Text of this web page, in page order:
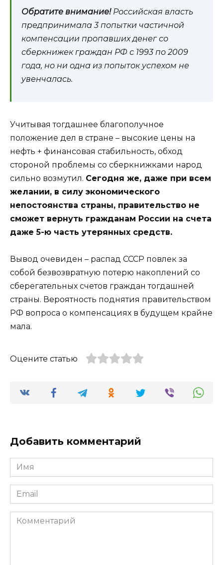
Обратите внимание!Российская власть
предпринимала 3 попытки частичной
компенсации пропавших денег со
сберкнижек граждан РФ с 1993 по 2009
года, но ни одна из попыток успехом не
увенчалась.
Учитывая тогдашнее благополучное
положение дел в стране – высокие цены на
нефть + финансовая стабильность, обход
стороной проблемы со сберкнижками народ
сильно возмутил. Сегодня же, даже при всем
желании, в силу экономического
непостоянства страны, правительство не
сможет вернуть гражданам России на счета
даже 5-ю часть утерянных средств.
Вывод очевиден – распад СССР повлек за
собой безвозвратную потерю накоплений со
сберегательных счетов граждан тогдашней
страны. Вероятность поднятия правительством
РФ вопроса о компенсациях в будущем крайне
мала.
Оцените статью
Добавить комментарий
Имя
*
Email
*
Комментарий